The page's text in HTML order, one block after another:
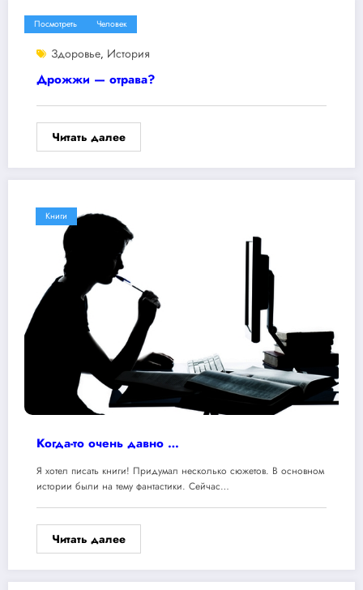
Посмотреть Человек
Здоровье, История
Дрожжи — отрава?
Читать далее
Книги
Когда-то очень давно …
Я хотел писать книги! Придумал несколько сюжетов. В основном
истории были на тему фантастики. Сейчас…
Читать далее